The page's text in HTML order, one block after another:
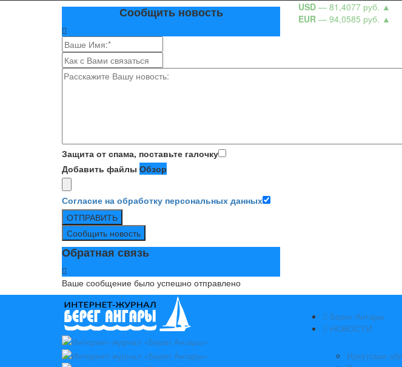
Сообщить новость
Защита от спама, поставьте галочку
Добавить файлы Обзор
Согласие на обработку персональных данных
ОТПРАВИТЬ
Сообщить новость
Обратная связь
Ваше сообщение было успешно отправлено
USD — 81,4077 руб. ▲
EUR — 94,0585 руб. ▲
Берег Ангары
НОВОСТИ
Иркутская